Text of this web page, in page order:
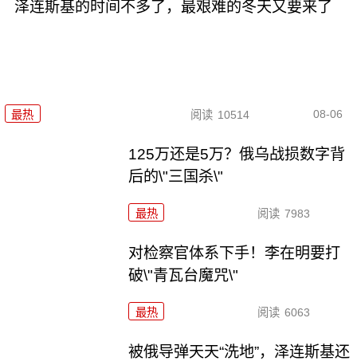
泽连斯基的时间不多了，最艰难的冬天又要来了
最热 阅读 10514 08-06
125万还是5万？俄乌战损数字背
后的\"三国杀\"
最热 阅读 7983
对检察官体系下手！李在明要打
破\"青瓦台魔咒\"
最热 阅读 6063
被俄导弹天天“洗地”，泽连斯基还